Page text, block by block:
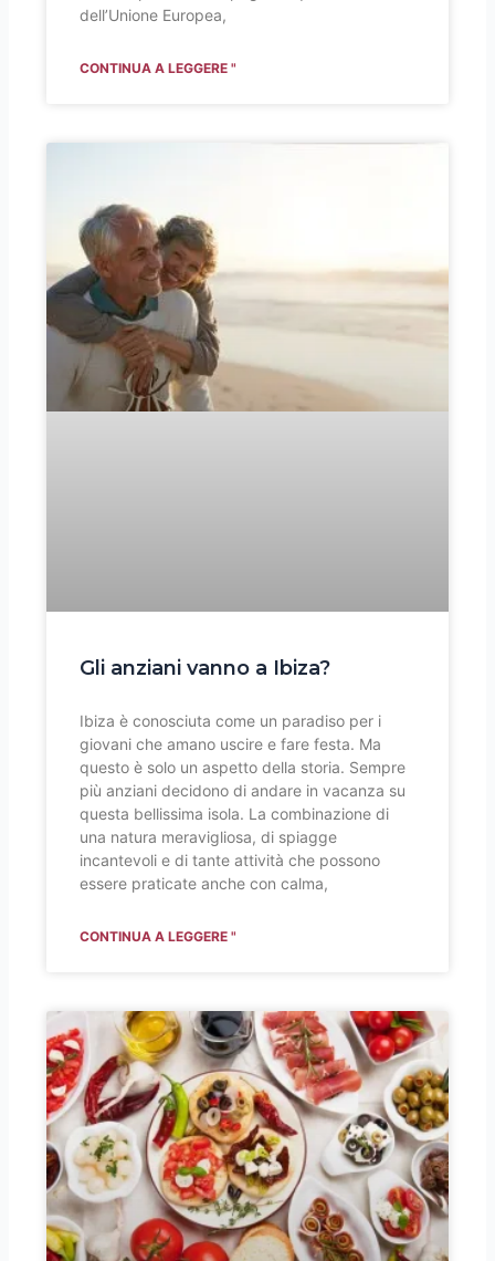
dell’Unione Europea,
CONTINUA A LEGGERE "
Gli anziani vanno a Ibiza?
Ibiza è conosciuta come un paradiso per i
giovani che amano uscire e fare festa. Ma
questo è solo un aspetto della storia. Sempre
più anziani decidono di andare in vacanza su
questa bellissima isola. La combinazione di
una natura meravigliosa, di spiagge
incantevoli e di tante attività che possono
essere praticate anche con calma,
CONTINUA A LEGGERE "